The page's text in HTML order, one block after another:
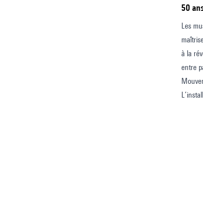
50
Les
à la
entre